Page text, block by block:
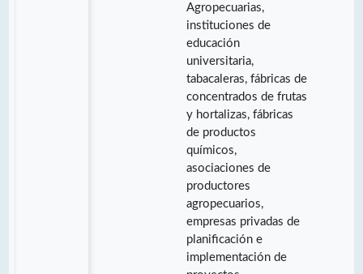
Agropecuarias,
instituciones de
educación
universitaria,
tabacaleras, fábricas de
concentrados de frutas
y hortalizas, fábricas
de productos
químicos,
asociaciones de
productores
agropecuarios,
empresas privadas de
planificación e
implementación de